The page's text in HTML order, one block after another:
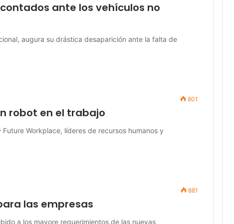
ante los vehículos no
augura su drástica desaparición ante la falta de
801
robot en el trabajo
Workplace, líderes de recursos humanos y
881
las empresas
a los mayore requerimientos de las nuevas